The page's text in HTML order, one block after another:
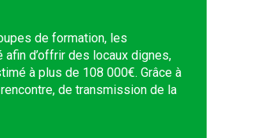
de formation, les
d’offrir des locaux dignes,
à plus de 108 000€. Grâce à
de transmission de la